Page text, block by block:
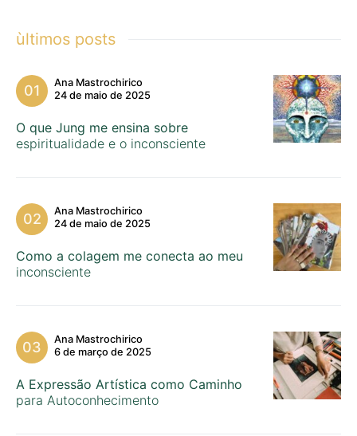
ùltimos posts
Ana Mastrochirico
24 de maio de 2025
O que Jung me ensina sobre
espiritualidade e o inconsciente
Ana Mastrochirico
24 de maio de 2025
Como a colagem me conecta ao meu
inconsciente
Ana Mastrochirico
6 de março de 2025
A Expressão Artística como Caminho
para Autoconhecimento